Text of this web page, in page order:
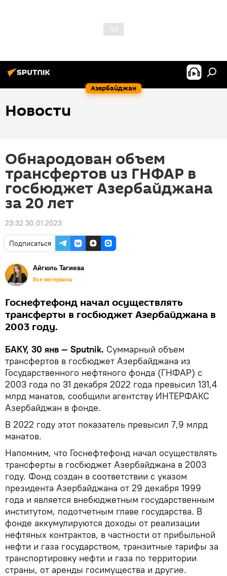
Азербайджан
Новости
Обнародован объем
трансфертов из ГНФАР в
госбюджет Азербайджана
за 20 лет
23:32 30.01.2023
Подписаться
Айгюль Тагиева
Все материалы
Госнефтефонд начал осуществлять
трансферты в госбюджет Азербайджана в
2003 году.
БАКУ, 30 янв — Sputnik. Суммарный объем
трансфертов в госбюджет Азербайджана из
Государственного нефтяного фонда (ГНФАР) с
2003 года по 31 декабря 2022 года превысил 131,4
млрд манатов, сообщили агентству ИНТЕРФАКС
Азербайджан в фонде.
В 2022 году этот показатель превысил 7,9 млрд
манатов.
Напомним, что Госнефтефонд начал осуществлять
трансферты в госбюджет Азербайджана в 2003
году. Фонд создан в соответствии с указом
президента Азербайджана от 29 декабря 1999
года и является внебюджетным государственным
институтом, подотчетным главе государства. В
фонде аккумулируются доходы от реализации
нефтяных контрактов, в частности от прибыльной
нефти и газа государством, транзитные тарифы за
транспортировку нефти и газа по территории
страны, от аренды госимущества и другие.